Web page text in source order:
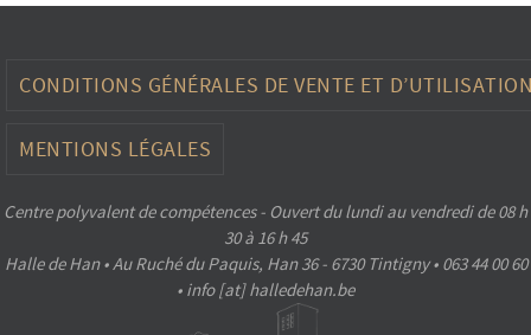
CONDITIONS GÉNÉRALES DE VENTE ET
MENTIONS LÉGALES
Centre polyvalent de compétences - Ouvert du lundi au vendredi de 08 h
30 à 16 h 45
Halle de Han • Au Ruché du Paquis, Han 36 - 6730 Tintigny • 063 44 00 60
• info [at] halledehan.be